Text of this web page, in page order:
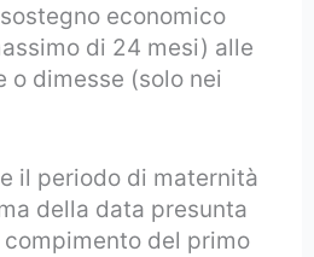
economico
di 24 mesi) alle
o dimesse (solo nei
il periodo di maternità
della data presunta
del primo